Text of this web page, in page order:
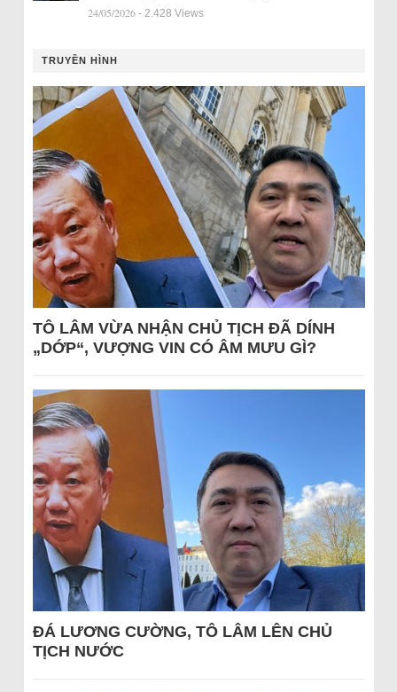
24/05/2026 - 2.428 Views
TRUYỀN HÌNH
TÔ LÂM VỪA NHẬN CHỦ TỊCH ĐÃ DÍNH
„DỚP“, VƯỢNG VIN CÓ ÂM MƯU GÌ?
ĐÁ LƯƠNG CƯỜNG, TÔ LÂM LÊN CHỦ
TỊCH NƯỚC